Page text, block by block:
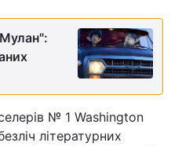
№ 1 Washington
літературних